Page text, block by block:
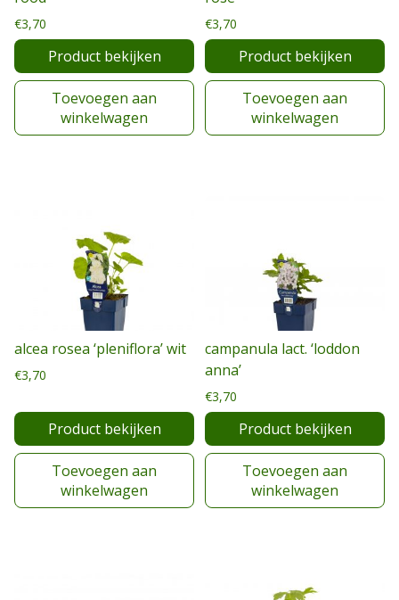
€3,70
Product bekijken
Toevoegen aan
winkelwagen
€3,70
Product bekijken
Toevoegen aan
winkelwagen
alcea rosea ‘pleniflora’ wit
€3,70
Product bekijken
Toevoegen aan
winkelwagen
campanula lact. ‘loddon
anna’
€3,70
Product bekijken
Toevoegen aan
winkelwagen